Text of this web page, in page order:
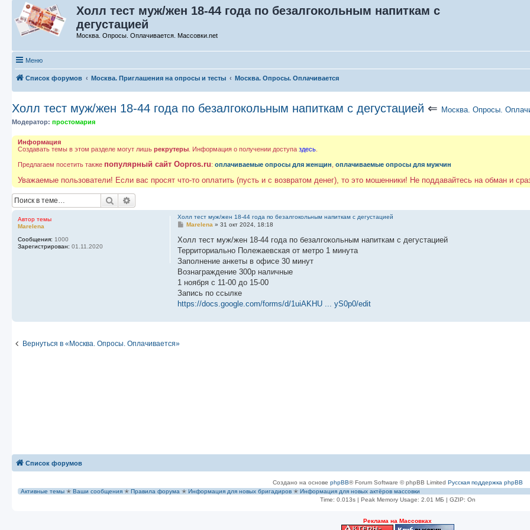
Холл тест муж/жен 18-44 года по безалгокольным напиткам с
дегустацией
Москва. Опросы. Оплачивается. Массовки.net
Меню
Список форумов Москва. Приглашения на опросы и тесты Москва. Опросы. Оплачивается
Холл тест муж/жен 18-44 года по безалгокольным напиткам с дегустацией ⇐ Москва. Опросы.
Модератор: простомария
Информация
Создавать темы в этом разделе могут лишь рекрутеры . Информация о получении доступа здесь
Предлагаем посетить также популярный сайт Oopros.ru: оплачиваемые опросы для женщин оплачиваемые опросы для мужчин
Уважаемые пользователи! Если вас просят что-то оплатить (пусть и с возвратом денег), то это мошенники! Не поддавайтесь на обман и
Поиск
Автор темы
Marelena
Сообщения: 1000
Зарегистрирован: 01.11.2020
Холл тест муж/жен 18-44 года по безалгокольным напиткам с дегустацией
С
о
щ
е
и
е
Marelena »31 окт 2024, 18:18
Холл тест муж/жен 18-44 года по безалгокольным напиткам с дегустацией
Территориально Полежаевская от метро 1 минута
Заполнение анкеты в офисе 30 минут
Вознаграждение 300р наличные
1 ноября с 11-00 до 15-00
Запись по ссылке
https://docs.google.com/forms/d/1uiAKHU ... yS0p0/edit
Вернуться в «Москва. Опросы. Оплачивается»
Список форумов
Создано на основе phpBB® Forum Software © phpBB Limited Русская поддержка phpBB
Активные темы ✭ Ваши сообщения ✭ Правила форума ✭ Информация для новых бригадиров ✭ Информация для новых актёров массовки
Time: 0.013s| Peak Memory Usage: 2.01 МБ | GZIP: On
Рeклама на Массовках